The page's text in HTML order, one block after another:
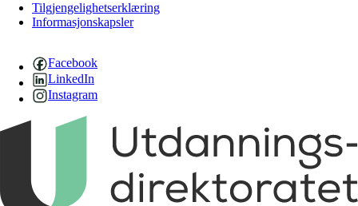
Tilgjengelighetserklæring
Informasjonskapsler
Facebook
LinkedIn
Instagram